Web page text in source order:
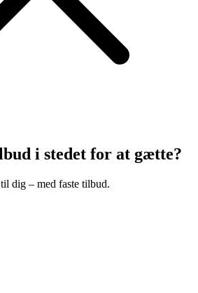
i stedet for at gætte?
dig – med faste tilbud.